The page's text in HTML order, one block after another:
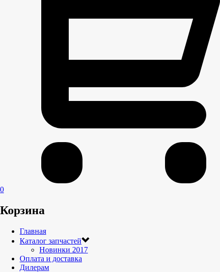
0
Корзина
Главная
Каталог запчастей
Новинки 2017
Оплата и доставка
Дилерам